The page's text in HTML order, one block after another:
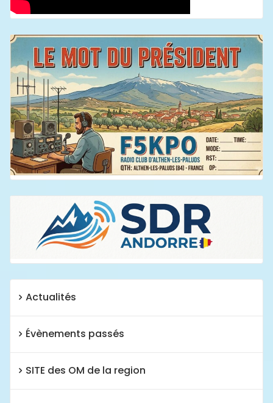
Actualités
Évènements passés
SITE des OM de la region